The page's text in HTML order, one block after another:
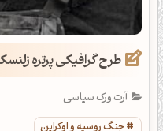
طرح گرافیکی پرتره
آرت ورک سیاسی